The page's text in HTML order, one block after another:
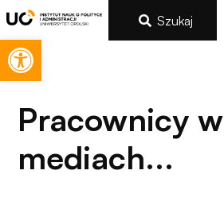
Otwórz pasek narzędzi
Szukaj
Pracownicy w
mediach...